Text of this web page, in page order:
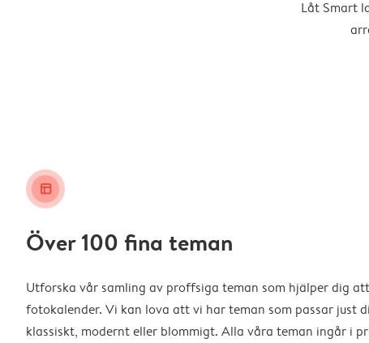
Låt Smart
layout_alt
Över 100 fina teman
Utforska vår samling av proffsiga teman som hjälper dig
fotokalender. Vi kan lova att vi har teman som passar just
klassiskt, modernt eller blommigt. Alla våra teman ingår i